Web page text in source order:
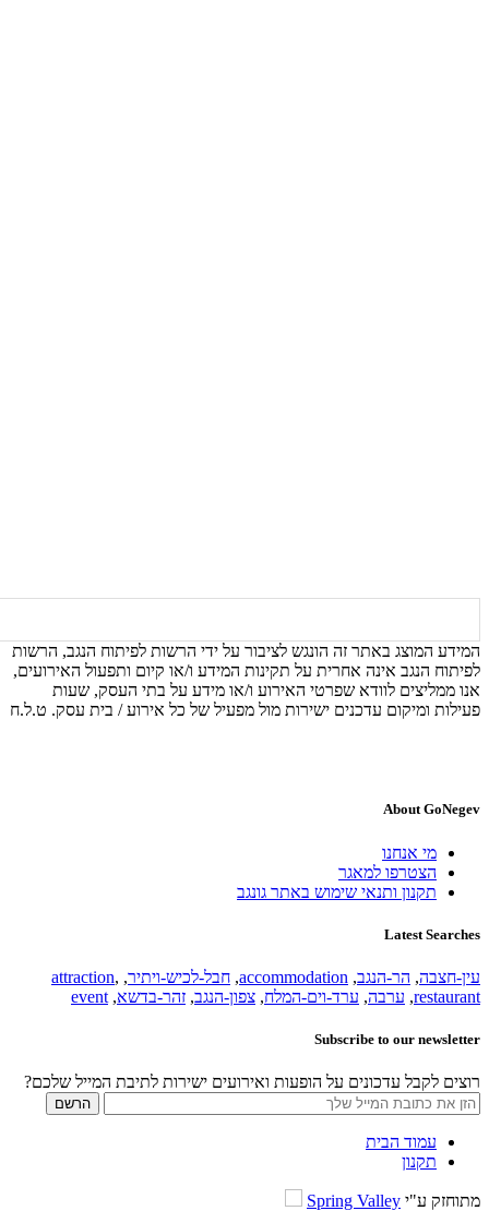
המידע המוצג באתר זה הונגש לציבור על ידי הרשות לפיתוח הנגב, הרשות
לפיתוח הנגב אינה אחרית על תקינות המידע ו/או קיום ותפעול האירועים,
אנו ממליצים לוודא שפרטי האירוע ו/או מידע על בתי העסק, שעות
פעילות ומיקום עדכנים ישירות מול מפעיל של כל אירוע / בית עסק. ט.ל.ח
About GoNegev
מי אנחנו
הצטרפו למאגר
תקנון ותנאי שימוש באתר גונגב
Latest Searches
עין-חצבה, הר-הנגב,
accommodation
, חבל-לכיש-ויתיר,
attraction,
restaurant
, ערבה, ערד-וים-המלח, צפון-הנגב, זהר-בדשא,
event
Subscribe to our newsletter
רוצים לקבל עדכונים על הופעות ואירועים ישירות לתיבת המייל שלכם?
עמוד הבית
תקנון
מתוחזק ע"י Spring Valley